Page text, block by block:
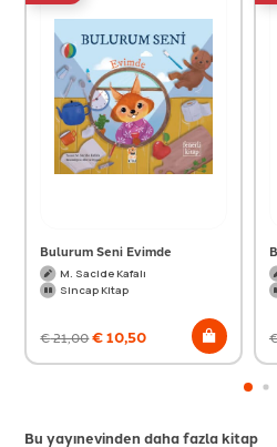
Bulurum Seni Evimde
M. Sacide Kafalı
Sincap Kitap
€21,00€10,50
Bu yayınevinden daha fazla kitap